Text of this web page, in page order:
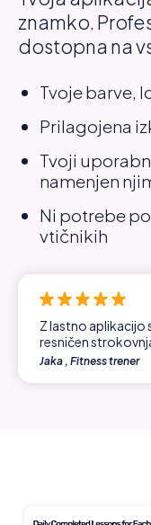
znamko.
dostopna na
Tvoje barve,
Prilagojena
Tvoji
namenjen
Ni potrebe
vtičnikih
Z lastno aplikacijo
resničen
Jaka , Fitness trener